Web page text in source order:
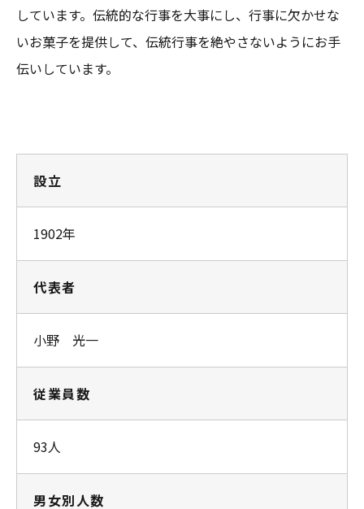
しています。伝統的な行事を大事にし、行事に欠かせな
いお菓子を提供して、伝統行事を絶やさないようにお手
伝いしています。
設立
1902年
代表者
小野 光一
従業員数
93人
男女別人数